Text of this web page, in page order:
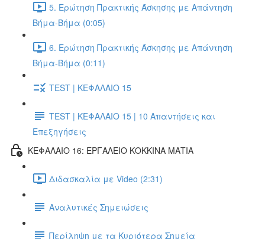
5. Ερώτηση Πρακτικής Άσκησης με Απάντηση
Βήμα-Βήμα (0:05)
6. Ερώτηση Πρακτικής Άσκησης με Απάντηση
Βήμα-Βήμα (0:11)
TEST | ΚΕΦΑΛΑΙΟ 15
TEST | ΚΕΦΑΛΑΙΟ 15 | 10 Απαντήσεις και
Επεξηγήσεις
ΚΕΦΑΛΑΙΟ 16: ΕΡΓΑΛΕΙΟ ΚΟΚΚΙΝΑ ΜΑΤΙΑ
Διδασκαλία με Video (2:31)
Αναλυτικές Σημειώσεις
Περίληψη με τα Κυριότερα Σημεία